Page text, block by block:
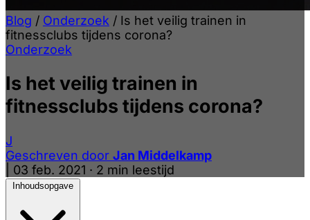
Blog / Onderzoek / Is het veilig trainen in
fitnessclubs tijdens corona?
Onderzoek
Is het veilig trainen in
fitnessclubs tijdens corona?
J
Geschreven door Jan Middelkamp
03 feb. 2021 · 2 min leestijd
Inhoudsopgave